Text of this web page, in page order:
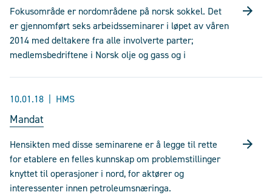
Fokusområde er nordområdene på norsk sokkel. Det
er gjennomført seks arbeidsseminarer i løpet av våren
2014 med deltakere fra alle involverte parter;
medlemsbedriftene i Norsk olje og gass og i
10.01.18 HMS
Mandat
Hensikten med disse seminarene er å legge til rette
for etablere en felles kunnskap om problemstillinger
knyttet til operasjoner i nord, for aktører og
interessenter innen petroleumsnæringa.